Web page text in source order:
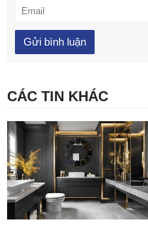
CÁC TIN KHÁC